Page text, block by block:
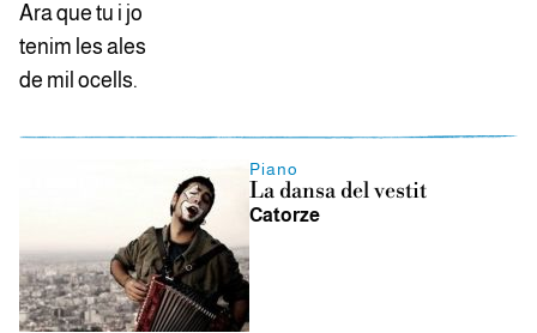
Ara que tu i jo
tenim les ales
de mil ocells.
Piano
La dansa del vestit
Catorze